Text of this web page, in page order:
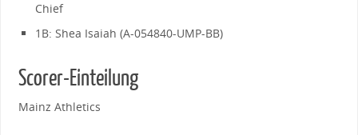
Chief
1B: Shea Isaiah (A-054840-UMP-BB)
Scorer-Einteilung
Mainz Athletics